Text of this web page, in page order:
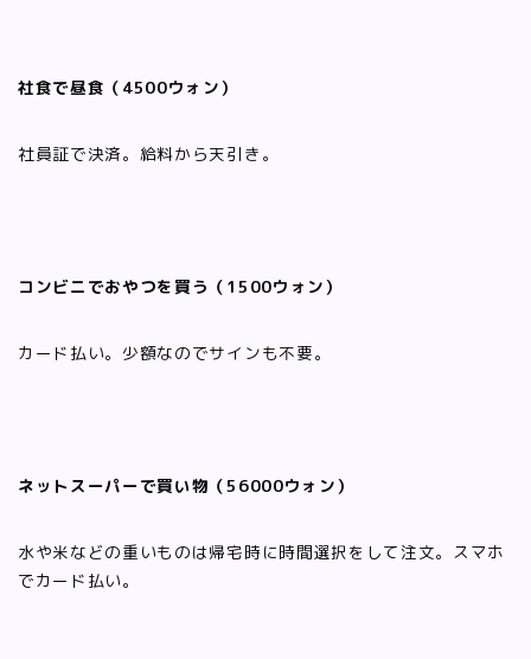
社食で昼食（4500ウォン）
社員証で決済。給料から天引き。
コンビニでおやつを買う（1500ウォン）
カード払い。少額なのでサインも不要。
ネットスーパーで買い物（56000ウォン）
水や米などの重いものは帰宅時に時間選択をして注文。スマホ
でカード払い。